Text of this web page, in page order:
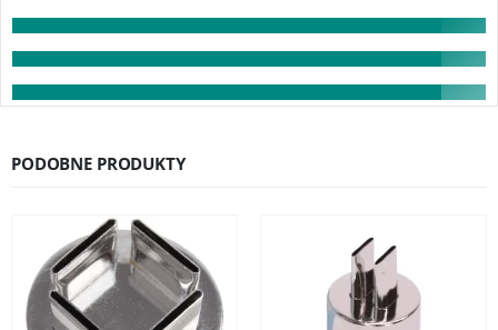
PODOBNE PRODUKTY